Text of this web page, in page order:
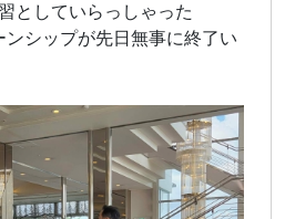
としていらっしゃった
シップが先日無事に終了い